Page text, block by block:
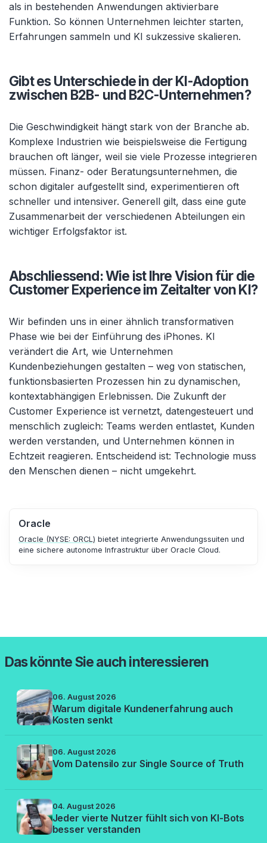
als in bestehenden Anwendungen aktivierbare
Funktion. So können Unternehmen leichter starten,
Erfahrungen sammeln und KI sukzessive skalieren.
Gibt es Unterschiede in der KI-Adoption
zwischen B2B- und B2C-Unternehmen?
Die Geschwindigkeit hängt stark von der Branche ab.
Komplexe Industrien wie beispielsweise die Fertigung
brauchen oft länger, weil sie viele Prozesse integrieren
müssen. Finanz- oder Beratungsunternehmen, die
schon digitaler aufgestellt sind, experimentieren oft
schneller und intensiver. Generell gilt, dass eine gute
Zusammenarbeit der verschiedenen Abteilungen ein
wichtiger Erfolgsfaktor ist.
Abschliessend: Wie ist Ihre Vision für die
Customer Experience im Zeitalter von KI?
Wir befinden uns in einer ähnlich transformativen
Phase wie bei der Einführung des iPhones. KI
verändert die Art, wie Unternehmen
Kundenbeziehungen gestalten – weg von statischen,
funktionsbasierten Prozessen hin zu dynamischen,
kontextabhängigen Erlebnissen. Die Zukunft der
Customer Experience ist vernetzt, datengesteuert und
menschlich zugleich: Teams werden entlastet, Kunden
werden verstanden, und Unternehmen können in
Echtzeit reagieren. Entscheidend ist: Technologie muss
den Menschen dienen – nicht umgekehrt.
Oracle
Oracle (NYSE: ORCL) bietet integrierte Anwendungssuiten und
eine sichere autonome Infrastruktur über Oracle Cloud.
Das könnte Sie auch interessieren
06. August 2026
Warum digitale Kundenerfahrung auch
Kosten senkt
06. August 2026
Vom Datensilo zur Single Source of Truth
04. August 2026
Jeder vierte Nutzer fühlt sich von KI-Bots
besser verstanden